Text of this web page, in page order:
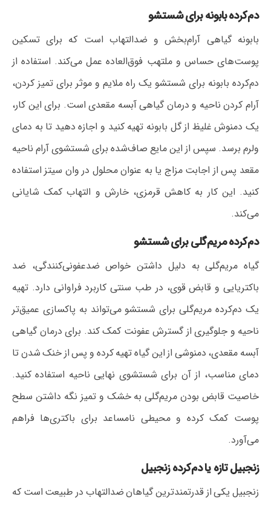
دم‌کرده بابونه برای شستشو
بابونه گیاهی آرام‌بخش و ضدالتهاب است که برای تسکین
پوست‌های حساس و ملتهب فوق‌العاده عمل می‌کند. استفاده از
دم‌کرده بابونه برای شستشو یک راه ملایم و موثر برای تمیز کردن،
آرام کردن ناحیه و درمان گیاهی آبسه مقعدی است. برای این کار،
یک دمنوش غلیظ از گل بابونه تهیه کنید و اجازه دهید تا به دمای
ولرم برسد. سپس از این مایع صاف‌شده برای شستشوی آرام ناحیه
مقعد پس از اجابت مزاج یا به عنوان محلول در وان سیتز استفاده
کنید. این کار به کاهش قرمزی، خارش و التهاب کمک شایانی
می‌کند.
دم‌کرده مریم‌گلی برای شستشو
گیاه مریم‌گلی به دلیل داشتن خواص ضدعفونی‌کنندگی، ضد
باکتریایی و قابض قوی، در طب سنتی کاربرد فراوانی دارد. تهیه
یک دم‌کرده مریم‌گلی برای شستشو می‌تواند به پاکسازی عمیق‌تر
ناحیه و جلوگیری از گسترش عفونت کمک کند. برای درمان گیاهی
آبسه مقعدی، دمنوشی از این گیاه تهیه کرده و پس از خنک شدن تا
دمای مناسب، از آن برای شستشوی نهایی ناحیه استفاده کنید.
خاصیت قابض بودن مریم‌گلی به خشک و تمیز نگه داشتن سطح
پوست کمک کرده و محیطی نامساعد برای باکتری‌ها فراهم
می‌آورد.
زنجبیل تازه یا دم‌کرده زنجبیل
زنجبیل یکی از قدرتمندترین گیاهان ضدالتهاب در طبیعت است که